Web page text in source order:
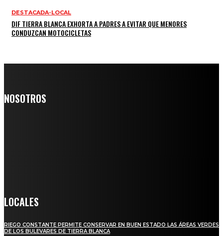
DESTACADA-LOCAL
DIF TIERRA BLANCA EXHORTA A PADRES A EVITAR QUE MENORES
CONDUZCAN MOTOCICLETAS
NOSOTROS
LOCALES
RIEGO CONSTANTE PERMITE CONSERVAR EN BUEN ESTADO LAS ÁREAS VERDES
DE LOS BULEVARES DE TIERRA BLANCA